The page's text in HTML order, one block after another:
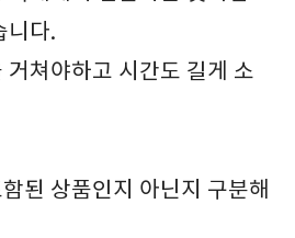
니다.
거쳐야하고 시간도 길게 소
된 상품인지 아닌지 구분해